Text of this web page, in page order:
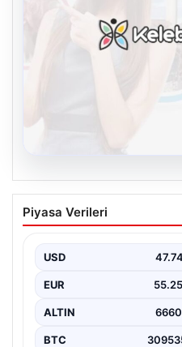
Kelebek.Org İle
Güvenli Adresi Ve
sağlaması büyük bir
Piyasa Verileri
USD 47.74
EUR 55.25
ALTIN
BTC